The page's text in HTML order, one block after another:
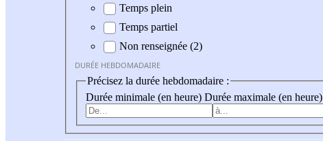
Durée hebdomadaire
Temps plein
Temps partiel
Non renseignée (2)
DURÉE HEBDOMADAIRE
Précisez la durée hebdomadaire :
Durée minimale (en heure) Durée maximale (en heure)